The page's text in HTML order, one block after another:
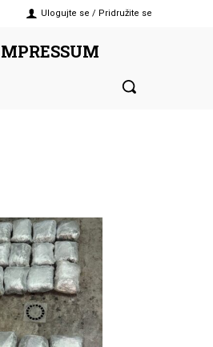
Ulogujte se / Pridružite se